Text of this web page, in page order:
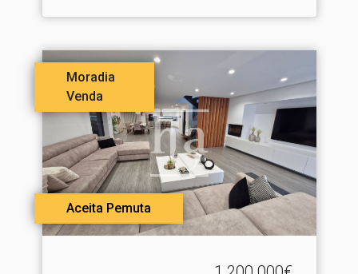
Moradia
Venda
Aceita Pemuta